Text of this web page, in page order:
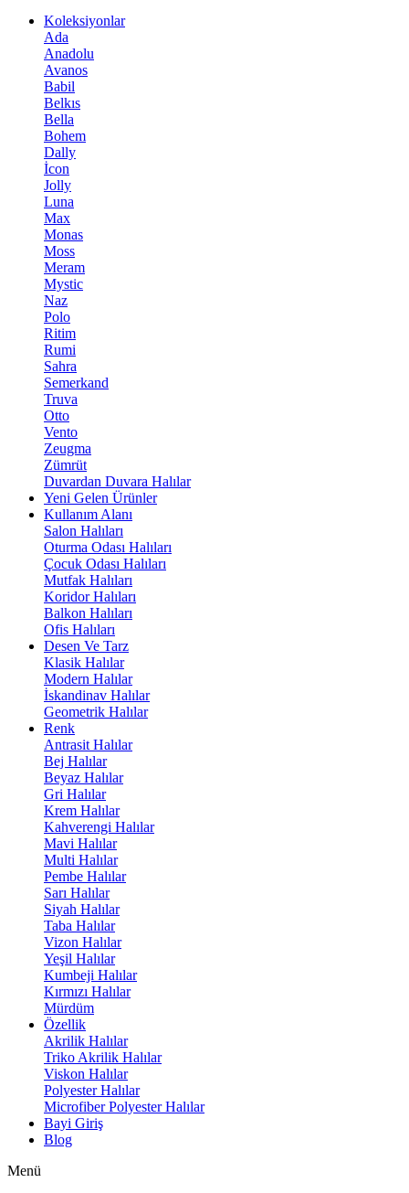
Koleksiyonlar
Ada
Anadolu
Avanos
Babil
Belkıs
Bella
Bohem
Dally
İcon
Jolly
Luna
Max
Monas
Moss
Meram
Mystic
Naz
Polo
Ritim
Rumi
Sahra
Semerkand
Truva
Otto
Vento
Zeugma
Zümrüt
Duvardan Duvara Halılar
Yeni Gelen Ürünler
Kullanım Alanı
Salon Halıları
Oturma Odası Halıları
Çocuk Odası Halıları
Mutfak Halıları
Koridor Halıları
Balkon Halıları
Ofis Halıları
Desen Ve Tarz
Klasik Halılar
Modern Halılar
İskandinav Halılar
Geometrik Halılar
Renk
Antrasit Halılar
Bej Halılar
Beyaz Halılar
Gri Halılar
Krem Halılar
Kahverengi Halılar
Mavi Halılar
Multi Halılar
Pembe Halılar
Sarı Halılar
Siyah Halılar
Taba Halılar
Vizon Halılar
Yeşil Halılar
Kumbeji Halılar
Kırmızı Halılar
Mürdüm
Özellik
Akrilik Halılar
Triko Akrilik Halılar
Viskon Halılar
Polyester Halılar
Microfiber Polyester Halılar
Bayi Giriş
Blog
Menü